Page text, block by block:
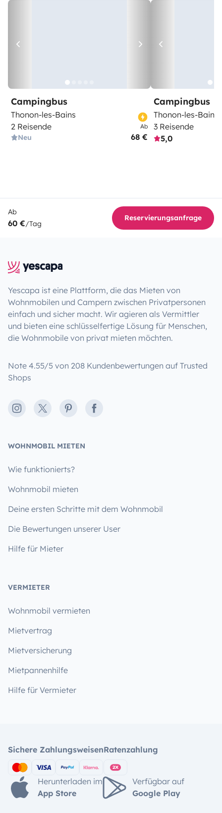
Campingbus
Thonon-les-Bains
2 Reisende
Neu
Ab
68 €
Campingbus
Thonon-les-Bains
3 Reisende
5,0
Ab
60 €/Tag
Reservierungsanfrage
Yescapa ist eine Plattform, die das Mieten von
Wohnmobilen und Campern zwischen Privatpersonen
einfach und sicher macht. Wir agieren als Vermittler
und bieten eine schlüsselfertige Lösung für Menschen,
die Wohnmobile von privat mieten möchten.
Note 4.55/5 von 208 Kundenbewertungen auf Trusted
Shops
Instagram
X PinterestFacebook
WOHNMOBIL MIETEN
Wie funktionierts?
Wohnmobil mieten
Deine ersten Schritte mit dem Wohnmobil
Die Bewertungen unserer User
Hilfe für Mieter
VERMIETER
Wohnmobil vermieten
Mietvertrag
Mietversicherung
Mietpannenhilfe
Hilfe für Vermieter
Sichere ZahlungsweisenRatenzahlung
Herunterladen im
App Store
Verfügbar auf
Google Play